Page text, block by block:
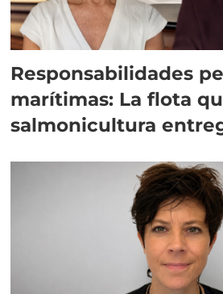
Responsabilidades
marítimas: La flota
salmonicultura